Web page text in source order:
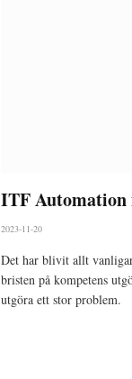
ITF
2023-11-20
Det har blivit allt
bristen på kompetens
utgöra ett stor problem.